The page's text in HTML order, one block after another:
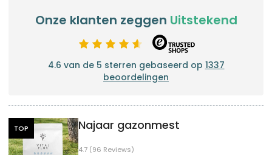
Onze klanten zeggen Uitstekend
4.6 van de 5 sterren gebaseerd op 1337
beoordelingen
TOP
4.7 (96 Reviews)
Najaar gazonmest